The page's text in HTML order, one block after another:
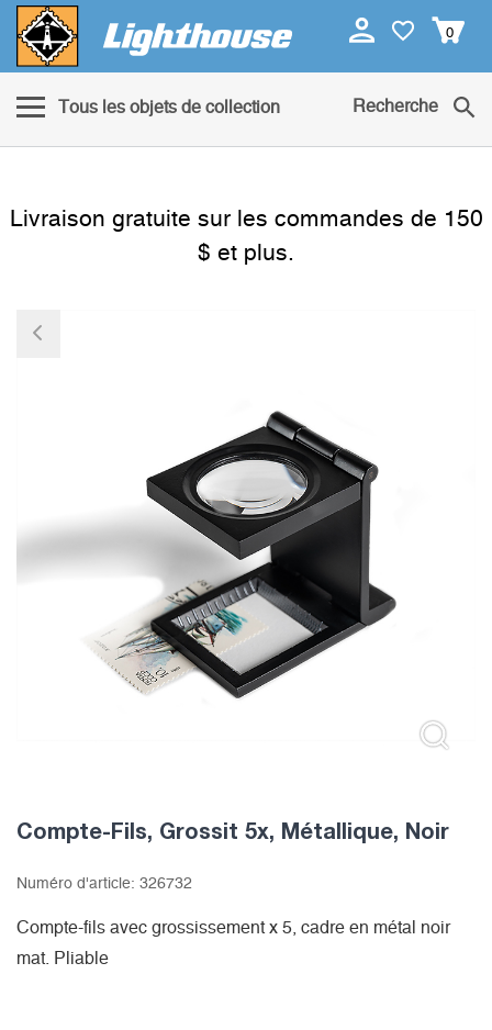
0
Tous les objets de collection Recherche
Livraison gratuite sur les commandes de 150
$ et plus.
Compte-Fils, Grossit 5x, Métallique, Noir
Numéro d'article: 326732
Compte-fils avec grossissement x 5, cadre en métal noir
mat. Pliable